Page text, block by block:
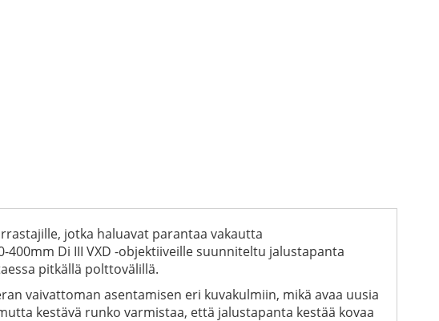
jotka haluavat parantaa vakautta
Di III VXD -objektiiveille suunniteltu jalustapanta
pitkällä polttovälillä.
vaivattoman asentamisen eri kuvakulmiin, mikä avaa uusia
kestävä runko varmistaa, että jalustapanta kestää kovaa